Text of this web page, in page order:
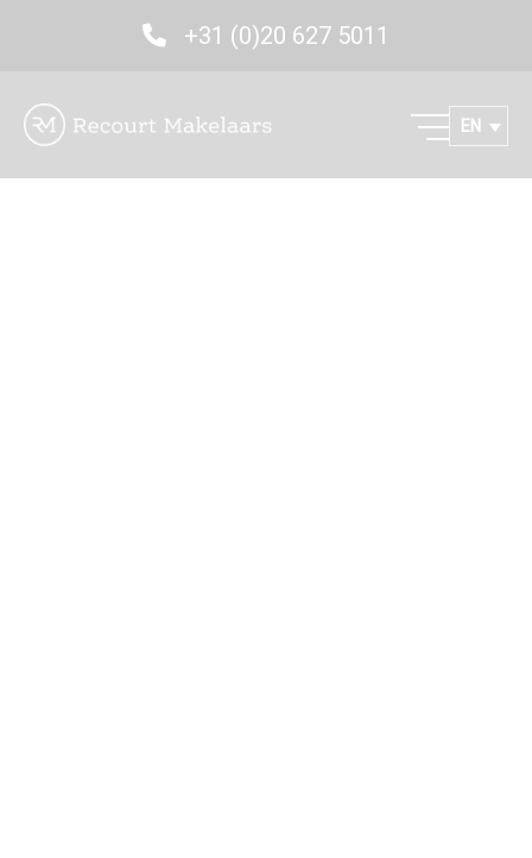
+31 (0)20 627 5011
EN